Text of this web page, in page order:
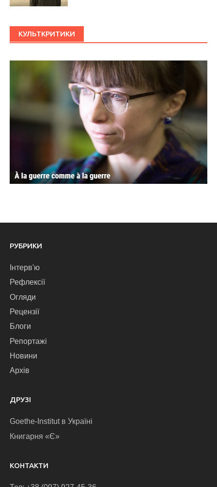
КУЛЬТКРИТИКИ
РУБРИКИ
Інтерв'ю
Рефлексії
Огляди
Рецензії
Блоги
Репортажі
Новини
Архів
ДРУЗІ
Goethe-Institut в Україні
Книгарня «Є»
КОНТАКТИ